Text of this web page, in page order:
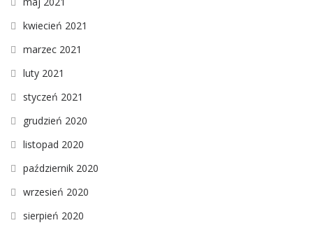
kwiecień 2021
marzec 2021
luty 2021
styczeń 2021
grudzień 2020
listopad 2020
październik 2020
wrzesień 2020
sierpień 2020